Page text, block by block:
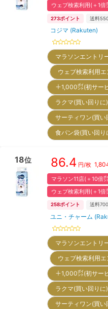
ウェブ検索利用(＋1倍
273ポイント 送料
コジマ (Rakuten)
マラソンエント
ウェブ検索利用
＋1,000㌽(初サ
ラクマ(買い回り
サーティワン(買
食パン袋(買い回
18位 86.4 円/枚
マラソン11店(＋10倍
ウェブ検索利用(＋1倍
258ポイント 送料
ユニ・チャーム
マラソンエント
ウェブ検索利用
＋1,000㌽(初サ
ラクマ(買い回り
サーティワン(買